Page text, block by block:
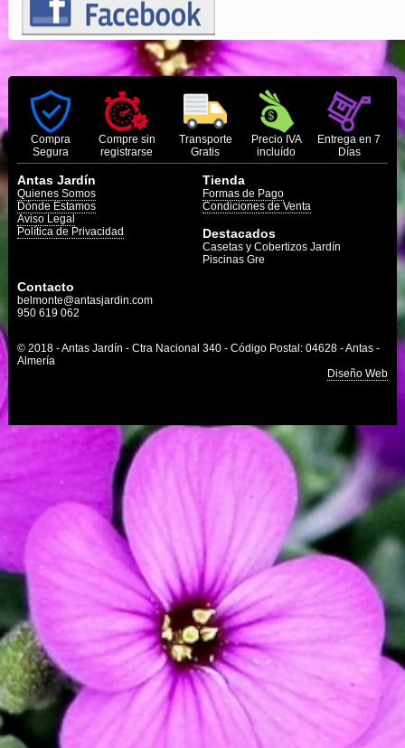
Compra
Segura
Compre sin
registrarse
Transporte
Gratis
Precio IVA
incluído
Entrega en 7
Días
Antas Jardín
Quienes Somos
Dónde Estamos
Aviso Legal
Política de Privacidad
Tienda
Formas de Pago
Condiciones de Venta
Destacados
Casetas y Cobertizos Jardín
Piscinas Gre
Contacto
belmonte@antasjardin.com
950 619 062
© 2018 - Antas Jardín - Ctra Nacional 340 - Código Postal: 04628 - Antas -
Almería
Diseño Web